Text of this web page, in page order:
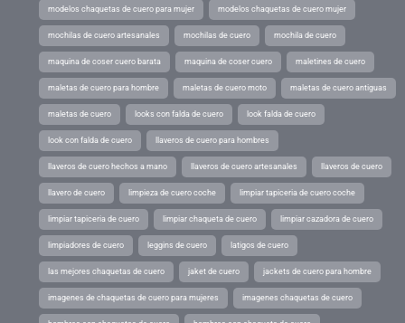
modelos chaquetas de cuero para mujer modelos chaquetas de cuero mujer
mochilas de cuero artesanales mochilas de cuero mochila de cuero
maquina de coser cuero barata maquina de coser cuero maletines de cuero
maletas de cuero para hombre maletas de cuero moto maletas de cuero antiguas
maletas de cuero looks con falda de cuero look falda de cuero
look con falda de cuero llaveros de cuero para hombres
llaveros de cuero hechos a mano llaveros de cuero artesanales llaveros de cuero
llavero de cuero limpieza de cuero coche limpiar tapiceria de cuero coche
limpiar tapiceria de cuero limpiar chaqueta de cuero limpiar cazadora de cuero
limpiadores de cuero leggins de cuero latigos de cuero
las mejores chaquetas de cuero jaket de cuero jackets de cuero para hombre
imagenes de chaquetas de cuero para mujeres imagenes chaquetas de cuero